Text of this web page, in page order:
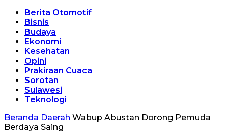
Berita Otomotif
Bisnis
Budaya
Ekonomi
Kesehatan
Opini
Prakiraan Cuaca
Sorotan
Sulawesi
Teknologi
Beranda Daerah Wabup Abustan Dorong Pemuda
Berdaya Saing